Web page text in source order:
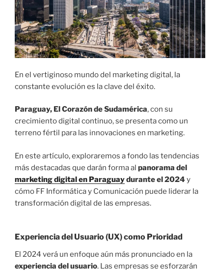
En el vertiginoso mundo del marketing digital, la
constante evolución es la clave del éxito.
Paraguay, El Corazón de Sudamérica, con su
crecimiento digital continuo, se presenta como un
terreno fértil para las innovaciones en marketing.
En este artículo, exploraremos a fondo las tendencias
más destacadas que darán forma al panorama del
marketing digital en Paraguaydurante el 2024 y
cómo FF Informática y Comunicación puede liderar la
transformación digital de las empresas.
Experiencia del Usuario (UX) como Prioridad
El 2024 verá un enfoque aún más pronunciado en la
experiencia del usuario. Las empresas se esforzarán